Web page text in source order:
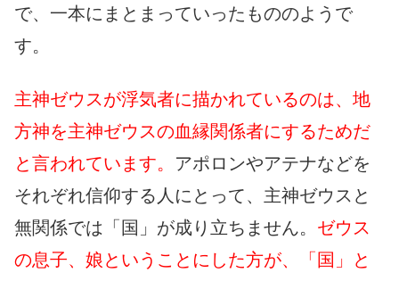
で、一本にまとまっていったもののようで
す。
主神ゼウスが浮気者に描かれているのは、地
方神を主神ゼウスの血縁関係者にするためだ
と言われています。 アポロンやアテナなどを
それぞれ信仰する人にとって、主神ゼウスと
無関係では「国」が成り立ちません。 ゼウス
の息子、娘ということにした方が、「国」と